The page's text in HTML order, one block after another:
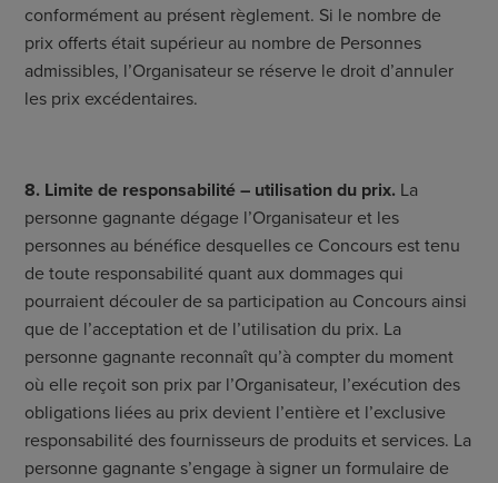
conformément au présent règlement. Si le nombre de
prix offerts était supérieur au nombre de Personnes
admissibles, l’Organisateur se réserve le droit d’annuler
les prix excédentaires.
8. Limite de responsabilité – utilisation du prix. La
personne gagnante dégage l’Organisateur et les
personnes au bénéfice desquelles ce Concours est tenu
de toute responsabilité quant aux dommages qui
pourraient découler de sa participation au Concours ainsi
que de l’acceptation et de l’utilisation du prix. La
personne gagnante reconnaît qu’à compter du moment
où elle reçoit son prix par l’Organisateur, l’exécution des
obligations liées au prix devient l’entière et l’exclusive
responsabilité des fournisseurs de produits et services. La
personne gagnante s’engage à signer un formulaire de